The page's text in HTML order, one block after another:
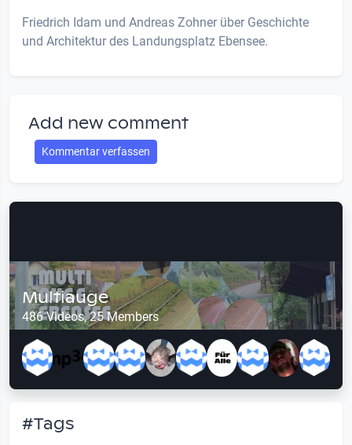
Friedrich Idam und Andreas Zohner über Geschichte
und Architektur des Landungsplatz Ebensee.
Add new comment
Kommentar verfassen
Multiauge
486 Videos, 25 Members
#Tags